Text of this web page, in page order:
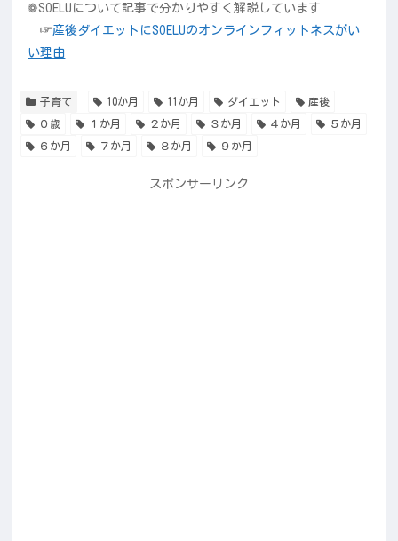
❁SOELUについて記事で分かりやすく解説しています
☞産後ダイエットにSOELUのオンラインフィットネスがい
い理由
子育て 10か月 11か月 ダイエット 産後
０歳 １か月 ２か月 ３か月 ４か月 ５か月
６か月 ７か月 ８か月 ９か月
スポンサーリンク